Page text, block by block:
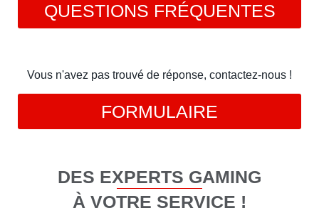
QUESTIONS FRÉQUENTES
Vous n'avez pas trouvé de réponse, contactez-nous !
FORMULAIRE
DES EXPERTS GAMING
À VOTRE SERVICE !